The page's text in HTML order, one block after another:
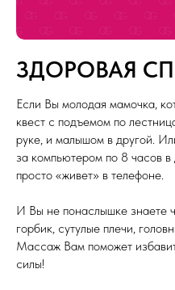
ЗДОРОВАЯ
Если Вы молодая мамочка,
квест с подъемом по
руке, и малышом в другой.
за компьютером по 8 часов
просто «живет» в телефоне.
И Вы не понаслышке знаете
горбик, сутулые плечи,
Массаж Вам поможет
силы!